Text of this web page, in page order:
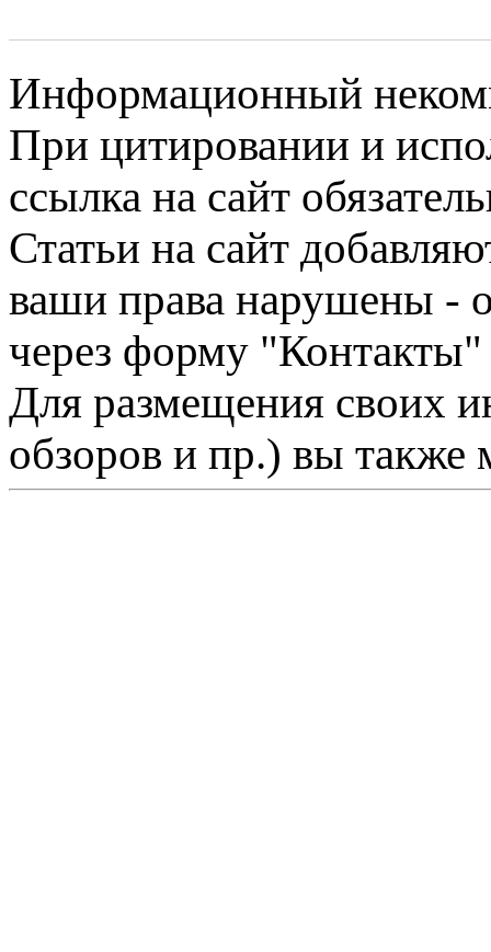
Информационный
При цитировании и
ссылка на сайт
Статьи на сайт
ваши права нарушены -
через форму "Контакты"
Для размещения своих
обзоров и пр.) вы также